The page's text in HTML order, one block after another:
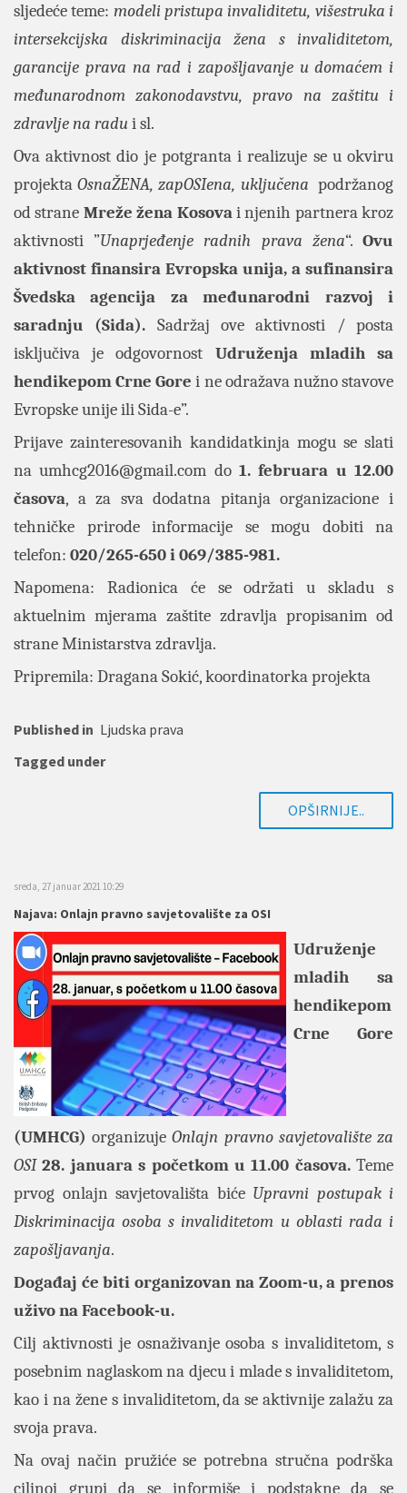
sljedeće teme: modeli pristupa invaliditetu, višestruka i
intersekcijska diskriminacija žena s invaliditetom,
garancije prava na rad i zapošljavanje u domaćem i
međunarodnom zakonodavstvu, pravo na zaštitu i
zdravlje na radui sl.
Ova aktivnost dio je potgranta i realizuje se u okviru
projektaOsnaŽENA, zapOSIena, uključena podržanog
od strane Mreže žena Kosovai njenih partnera kroz
aktivnosti ”Unaprjeđenje radnih prava žena“.Ovu
aktivnost finansira Evropska unija, a sufinansira
Švedska agencija za međunarodni razvoj i
saradnju (Sida). Sadržaj ove aktivnosti / posta
isključiva je odgovornost Udruženja mladih sa
hendikepom Crne Gore i ne odražava nužno stavove
Evropske unije ili Sida-e”.
Prijave zainteresovanih kandidatkinja mogu se slati
naumhcg2016@gmail.com do1. februara u 12.00
časova, a za sva dodatna pitanja organizacione i
tehničke prirode informacije se mogu dobiti na
telefon: 020/265-650 i 069/385-981.
Napomena: Radionica će se održati u skladu s
aktuelnim mjerama zaštite zdravlja propisanim od
strane Ministarstva zdravlja.
Pripremila: Dragana Sokić, koordinatorka projekta
Published in Ljudska prava
Tagged under
OPŠIRNIJE..
sreda, 27 januar 2021 10:29
Najava: Onlajn pravno savjetovalište za OSI
Udruženje
mladih sa
hendikepom
Crne Gore
(UMHCG) organizujeOnlajn pravno savjetovalište za
OSI28. januara s početkom u 11.00 časova.Teme
prvog onlajn savjetovališta biće Upravni postupak i
Diskriminacija osoba s invaliditetom u oblasti rada i
zapošljavanja.
Događaj će biti organizovan na Zoom-u, a prenos
uživo na Facebook-u.
Cilj aktivnosti je osnaživanje osoba s invaliditetom, s
posebnim naglaskom na djecu i mlade s invaliditetom,
kao i na žene s invaliditetom, da se aktivnije zalažu za
svoja prava.
Na ovaj način pružiće se potrebna stručna podrška
ciljnoj grupi da se informiše i podstakne da se